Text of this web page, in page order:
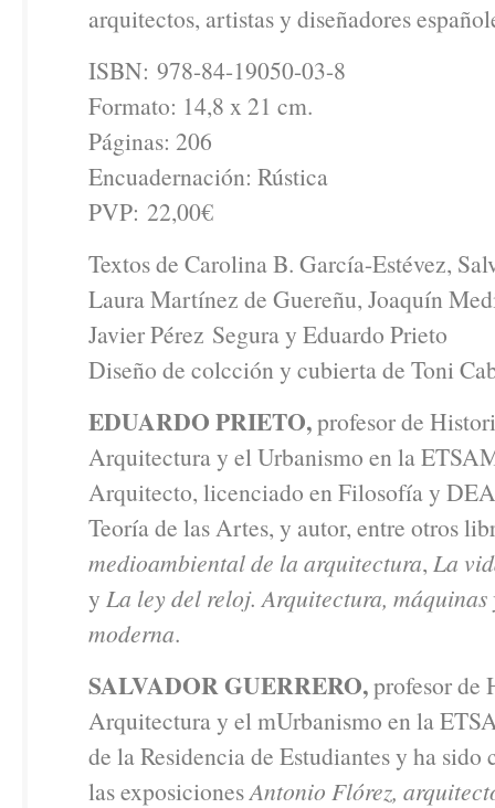
arquitectos, artistas y diseñadores
ISBN: 978-84-19050-03-8
Formato: 14,8 x 21 cm.
Páginas: 206
Encuadernación: Rústica
PVP: 22,00€
Textos de Carolina B. García-Estévez,
Laura Martínez de Guereñu, Joaquín
Javier Pérez Segura y Eduardo Prieto
Diseño de colcción y cubierta de Toni
EDUARDO PRIETO,profesor de
Arquitectura y el Urbanismo en la
Arquitecto, licenciado en Filosofía y
Teoría de las Artes, y autor, entre otros
medioambiental de la arquitectura, La
y La ley del reloj. Arquitectura,
moderna.
SALVADOR GUERRERO,profesor de
Arquitectura y el mUrbanismo en la
de la Residencia de Estudiantes y ha sido
las exposicionesAntonio Flórez,